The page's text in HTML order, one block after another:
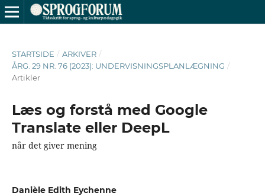
STARTSIDE / ARKIVER /
ÅRG. 29 NR. 76 (2023): UNDERVISNINGSPLANLÆGNING /
Artikler
Læs og forstå med Google
Translate eller DeepL
når det giver mening
Danièle Edith Eychenne